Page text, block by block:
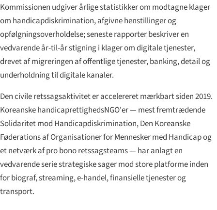
Kommissionen udgiver årlige statistikker om modtagne klager
om handicapdiskrimination, afgivne henstillinger og
opfølgnings­overholdelse; seneste rapporter beskriver en
vedvarende år-til-år stigning i klager om digitale tjenester,
drevet af migreringen af offentlige tjenester, banking, detail og
underholdning til digitale kanaler.
Den civile retssags­aktivitet er accelereret mærkbart siden 2019.
Koreanske handicaprettigheds­NGO'er — mest fremtrædende
Solidaritet mod Handicapdiskrimination, Den Koreanske
Føderations af Organisationer for Mennesker med Handicap og
et netværk af pro bono retssags­teams — har anlagt en
vedvarende serie strategiske sager mod store platforme inden
for biograf, streaming, e-handel, finansielle tjenester og
transport.